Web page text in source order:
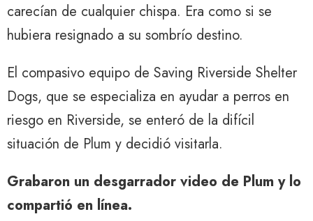
carecían de cualquier chispa. Era como si se
hubiera resignado a su sombrío destino.
El compasivo equipo de Saving Riverside Shelter
Dogs, que se especializa en ayudar a perros en
riesgo en Riverside, se enteró de la difícil
situación de Plum y decidió visitarla.
Grabaron un desgarrador video de Plum y lo
compartió en línea.